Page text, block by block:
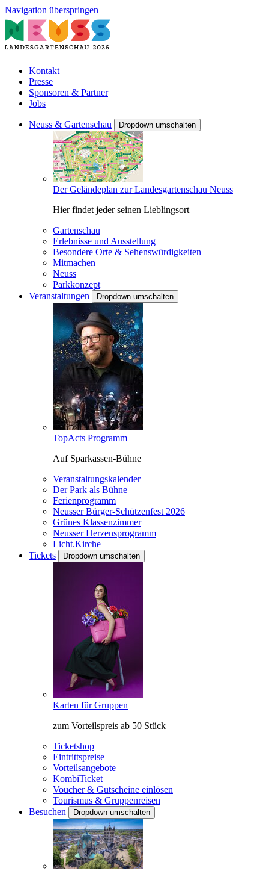
Navigation überspringen
Kontakt
Presse
Sponsoren & Partner
Jobs
Neuss & Gartenschau Dropdown umschalten
Der Geländeplan zur Landesgartenschau Neuss
Hier findet jeder seinen Lieblingsort
Gartenschau
Erlebnisse und Ausstellung
Besondere Orte & Sehenswürdigkeiten
Mitmachen
Neuss
Parkkonzept
Veranstaltungen
Dropdown umschalten
TopActs Programm
Auf Sparkassen-Bühne
Veranstaltungskalender
Der Park als Bühne
Ferienprogramm
Neusser Bürger-Schützenfest 2026
Grünes Klassenzimmer
Neusser Herzensprogramm
Licht.Kirche
Tickets
Dropdown umschalten
Karten für Gruppen
zum Vorteilspreis ab 50 Stück
Ticketshop
Eintrittspreise
Vorteilsangebote
KombiTicket
Voucher & Gutscheine einlösen
Tourismus & Gruppenreisen
Besuchen
Dropdown umschalten